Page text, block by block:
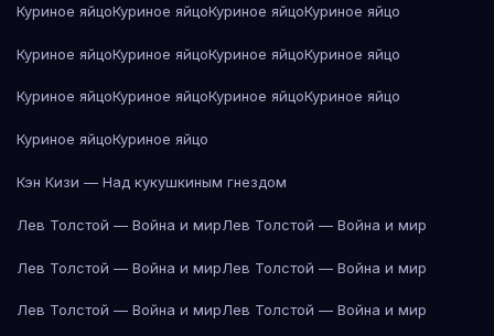
Куриное яйцоКуриное яйцоКуриное яйцоКуриное яйцо
Куриное яйцоКуриное яйцоКуриное яйцоКуриное яйцо
Куриное яйцоКуриное яйцоКуриное яйцоКуриное яйцо
Куриное яйцоКуриное яйцо
Кэн Кизи — Над кукушкиным гнездом
Лев Толстой — Война и мирЛев Толстой — Война и мир
Лев Толстой — Война и мирЛев Толстой — Война и мир
Лев Толстой — Война и мирЛев Толстой — Война и мир